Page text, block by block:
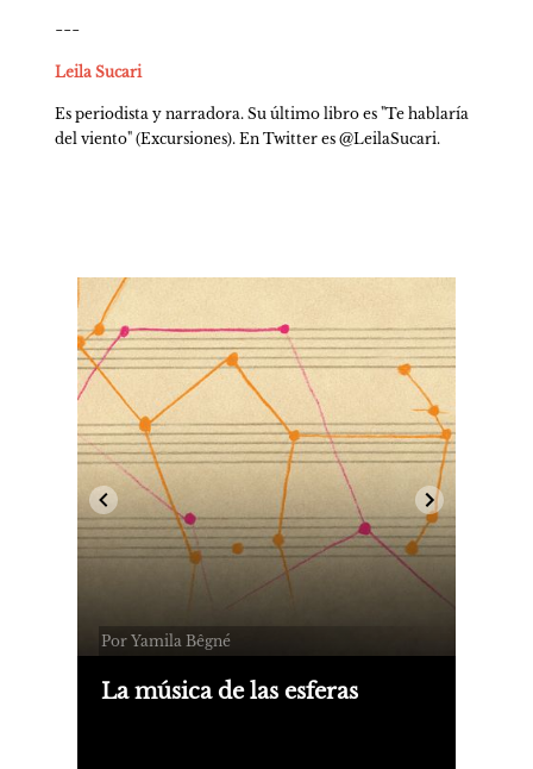
---
Leila Sucari
Es periodista y narradora. Su último libro es "Te hablaría
del viento" (Excursiones). En Twitter es @LeilaSucari.
Por Yamila Bêgné
La música de las esferas